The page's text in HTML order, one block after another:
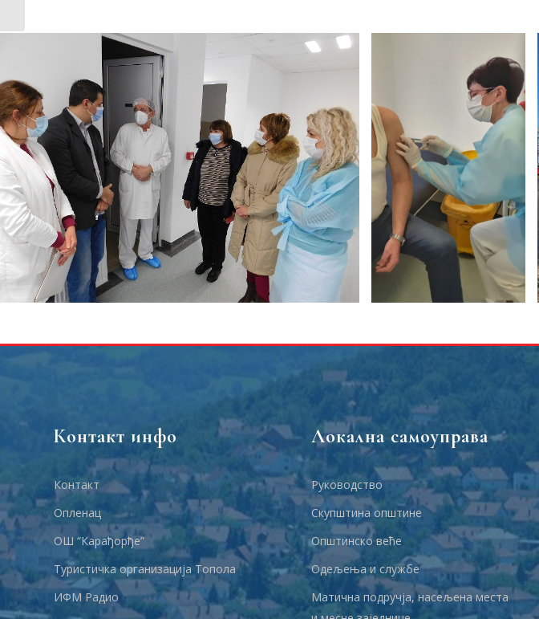
Контакт инфо
Контакт
Опленац
ОШ “Карађорђе”
Туристичка организација Топола
ИФМ Радио
Локална самоуправа
Руководство
Скупштина општине
Општинско веће
Одељења и службе
Матична подручја, насељена места